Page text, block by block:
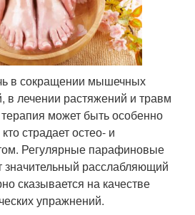
в сокращении мышечных
в лечении растяжений и травм
может быть особенно
страдает остео- и
Регулярные парафиновые
расслабляющий
сказывается на качестве
упражнений.